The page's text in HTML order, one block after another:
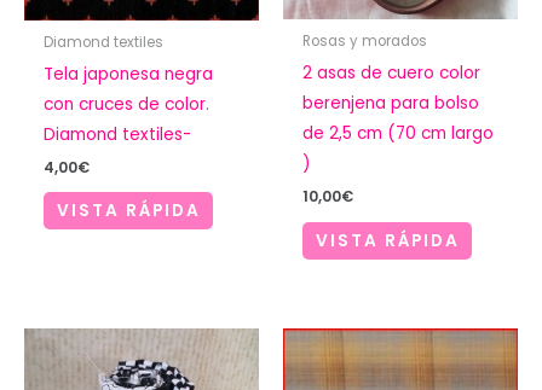
Diamond textiles
Tela japonesa negra
con cruces de color.
Diamond textiles-
4,00€
VISTA RÁPIDA
Rosas y morados
2 asas de cuero color
berenjena para bolso
de 2,5 cm (70 cm largo
)
10,00€
VISTA RÁPIDA